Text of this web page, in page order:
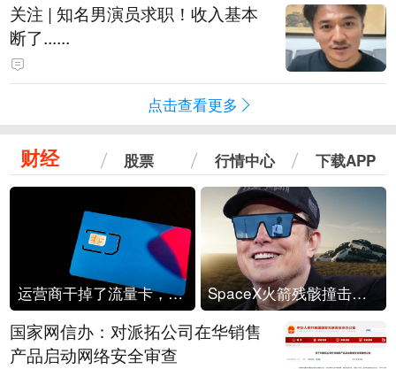
关注 | 知名男演员求职！收入基本
断了......
点击查看更多
财经 股票 行情中心 下载APP
运营商干掉了流量卡，他们真的玩不起了 SpaceX火箭残骸撞击月球
国家网信办：对派拓公司在华销售
产品启动网络安全审查